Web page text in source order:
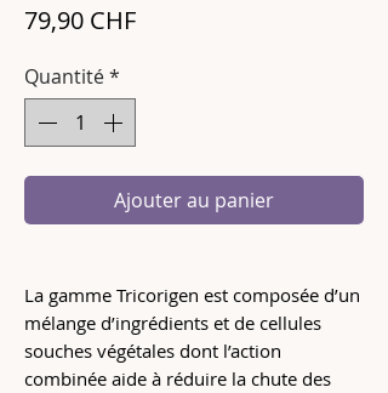
79,90 CHFPrix
Quantité*
Ajouter au panier
La gamme Tricorigen est composée d’un
mélange d’ingrédients et de cellules
souches végétales dont l’action
combinée aide à réduire la chute des